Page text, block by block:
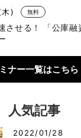
) 無料
させる！ 「公庫融
ナー一覧はこちら
人気記事
2022/01/28